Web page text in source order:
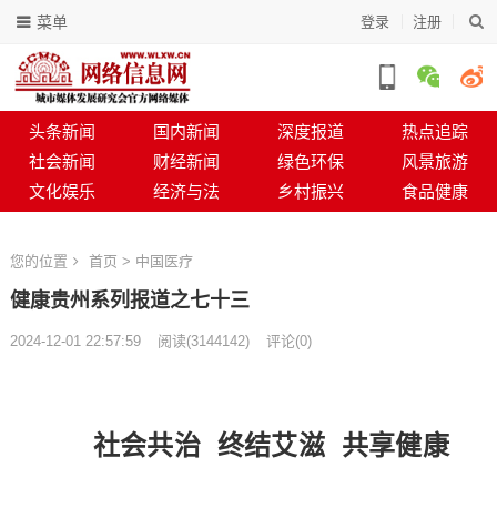
登录 注册
菜单
头条新闻 国内新闻 深度报道
热点追踪
社会新闻
财经新闻 绿色环保
风景旅游
文化娱乐
经济与法 乡村振兴 食品健康
您的位置 首页 > 中国医疗
健康贵州系列报道之七十三
2024-12-01 22:57:59 阅读(3144142) 评论(0)
社会共治 终结艾滋 共享健康